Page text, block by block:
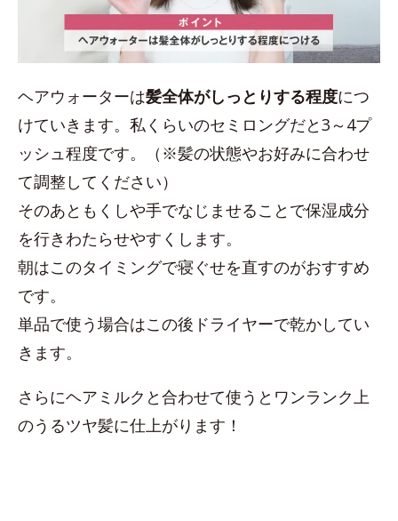
ヘアウォーターは髪全体がしっとりする程度につ
けていきます。私くらいのセミロングだと3～4プ
ッシュ程度です。（※髪の状態やお好みに合わせ
て調整してください）
そのあともくしや手でなじませることで保湿成分
を行きわたらせやすくします。
朝はこのタイミングで寝ぐせを直すのがおすすめ
です。
単品で使う場合はこの後ドライヤーで乾かしてい
きます。
さらにヘアミルクと合わせて使うとワンランク上
のうるツヤ髪に仕上がります！